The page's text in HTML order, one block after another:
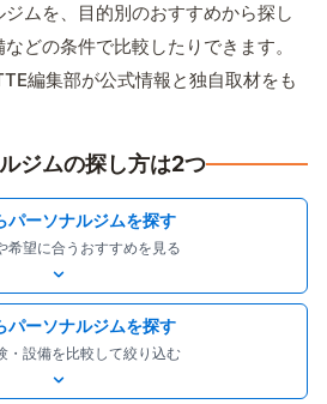
ムを、目的別のおすすめから探し
どの条件で比較したりできます。
編集部が公式情報と独自取材をも
ジムの探し方は2つ
パーソナルジムを探す
希望に合うおすすめを見る
パーソナルジムを探す
・設備を比較して絞り込む